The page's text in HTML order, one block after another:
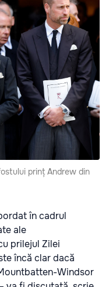
prinț Andrew din
în cadrul
ale
prilejul Zilei
încă clar dacă
Windsor